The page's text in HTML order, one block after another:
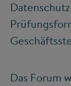
Das Forum